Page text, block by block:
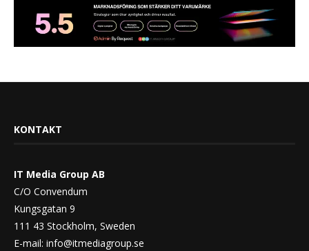
KONTAKT
IT Media Group AB
C/O Convendum
Kungsgatan 9
111 43 Stockholm, Sweden
E-mail: info@itmediagroup.se